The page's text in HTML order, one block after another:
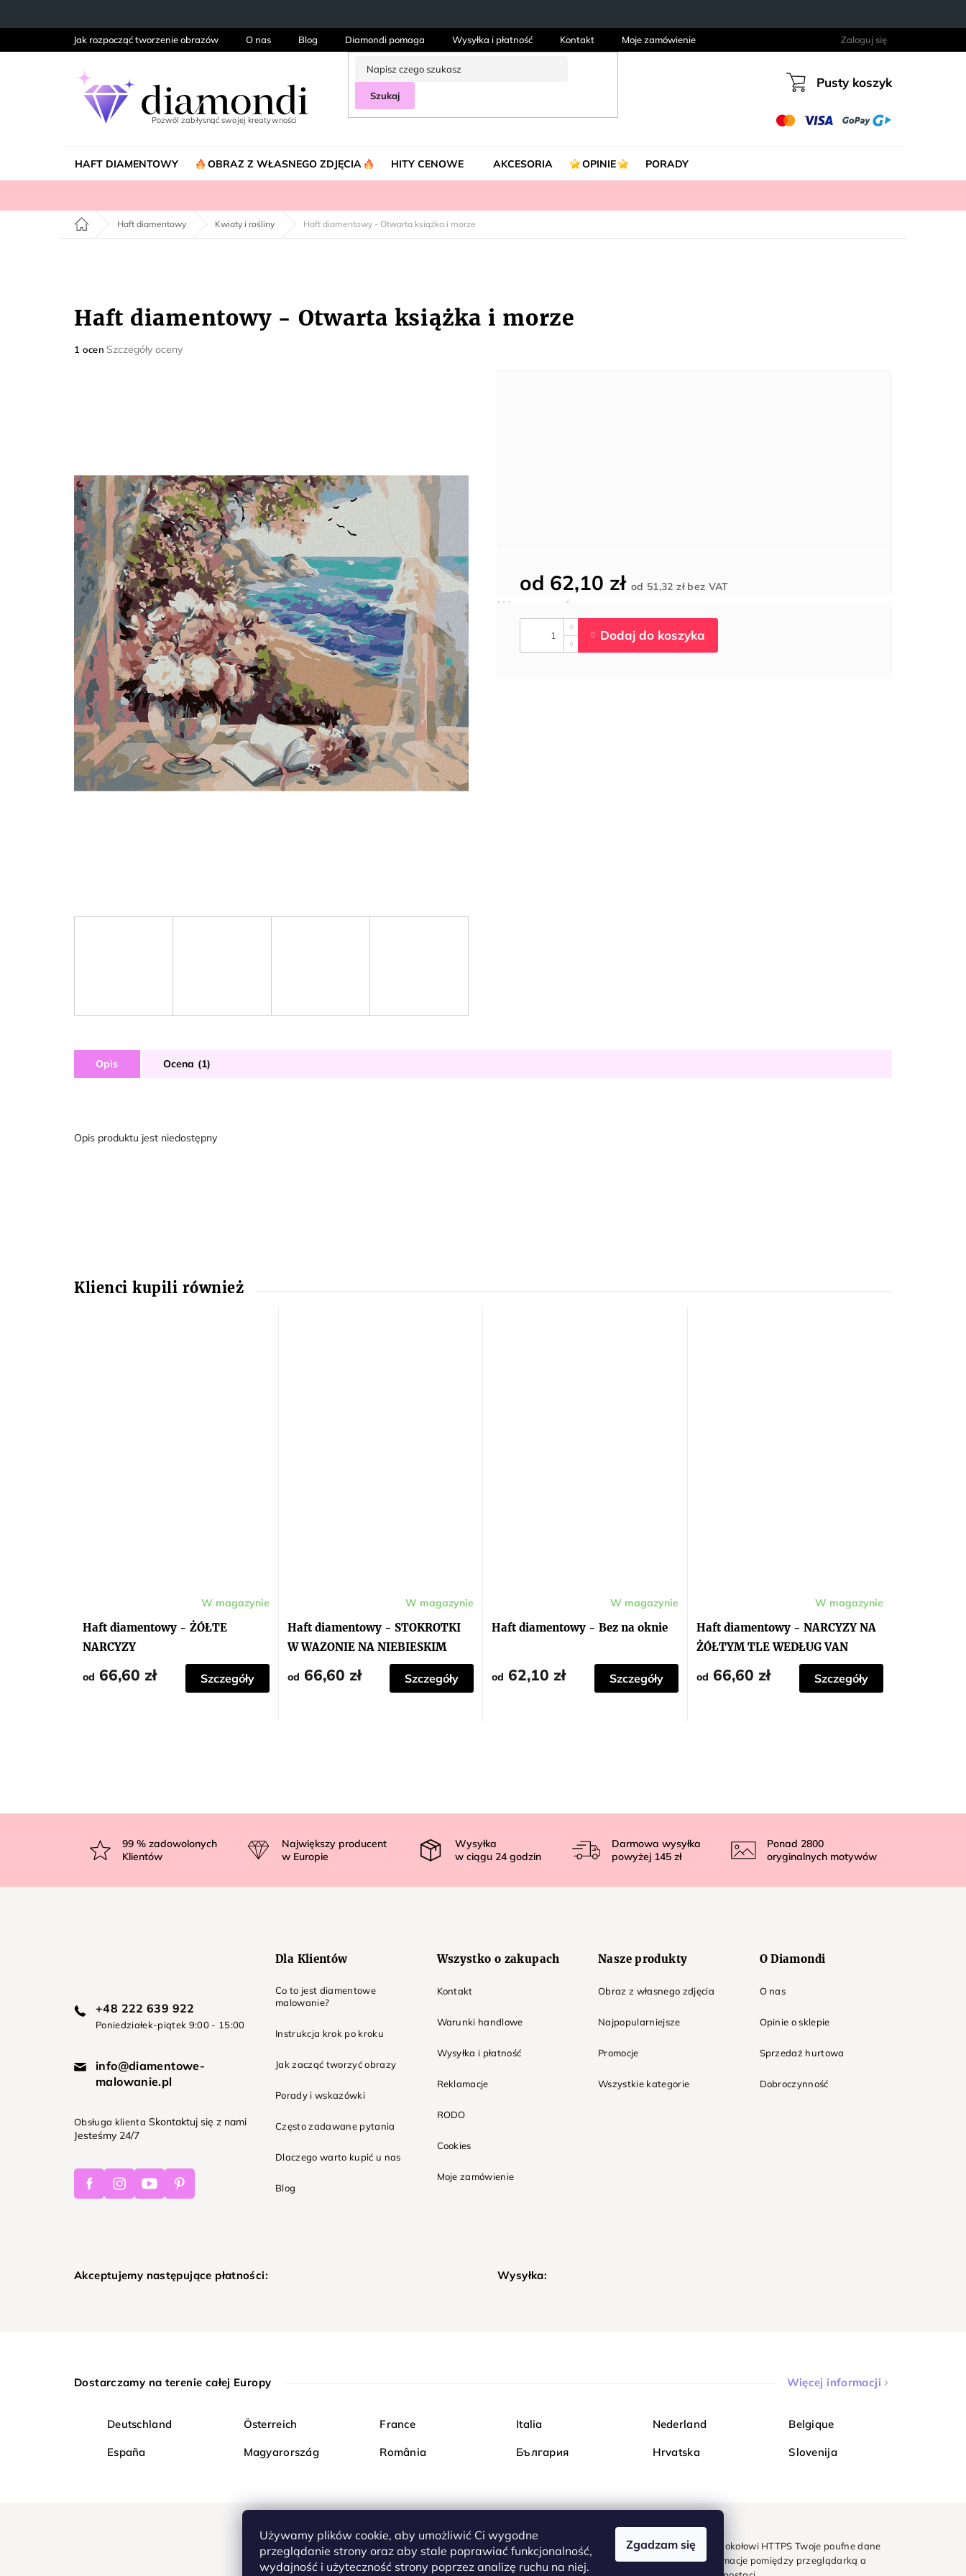
Używamy plików cookie, aby umożliwić Ci wygodne
przeglądanie strony oraz aby stale poprawiać funkcjonalność,
wydajność i użyteczność strony poprzez analizę ruchu na niej.
Zgadzam się
Jak rozpocząć tworzenie obrazów O nas Blog Diamondi pomaga Wysyłka i płatność Kontakt Moje zamówienie Zaloguj się
Szukaj Koszyk
Pusty koszyk
HAFT DIAMENTOWY OBRAZ Z WŁASNEGO ZDJĘCIA HITY CENOWE AKCESORIA OPINIE PORADY
Home Haft diamentowy Kwiaty i rośliny Haft diamentowy - Otwarta książka i morze
Haft diamentowy - Otwarta książka i morze
Średnia
1 ocen Szczegóły oceny
od 62,10 zł od 51,32 złbez VAT
Opis Ocena (1)
Opis produktu jest niedostępny
Haft diamentowy - ŻÓŁTE
NARCYZY
W magazynie
od 66,60 zł Szczegóły
Haft diamentowy - STOKROTKI
W WAZONIE NA NIEBIESKIM
OBRUSIE
W magazynie
od 66,60 zł Szczegóły
Haft diamentowy - Bez na oknie
W magazynie
od 62,10 zł Szczegóły
Haft diamentowy - NARCYZY NA
ŻÓŁTYM TLE WEDŁUG VAN
GOGH
W magazynie
od 66,60 zł Szczegóły
p
99% zadowolonych
Klientów
Największy producent
w Europie
Wysyłka
w ciągu 24 godzin
Darmowa wysyłka
powyżej 145 zł
Ponad 2800
oryginalnych motywów
+48 222 639 922
Poniedziałek-piątek 9:00 - 15:00
info@diamentowe-
malowanie.pl
Obsługa klienta Skontaktuj się z nami
Jesteśmy 24/7
FacebookInstagramYoutubePinterest
Dla Klientów
Co to jest diamentowe
malowanie?
Instrukcja krok po kroku
Jak zacząć tworzyć obrazy
Porady i wskazówki
Często zadawane pytania
Dlaczego warto kupić u nas
Blog
Wszystko o zakupach
Kontakt
Warunki handlowe
Wysyłka i płatność
Reklamacje
RODO
Cookies
Moje zamówienie
Nasze produkty
Obraz z własnego zdjęcia
Najpopularniejsze
Promocje
Wszystkie kategorie
O Diamondi
O nas
Opinie o sklepie
Sprzedaż hurtowa
Dobroczynność
Akceptujemy następujące płatności: Wysyłka:
Dostarczamy na terenie całej Europy Więcej informacji
Deutschland Österreich France Italia Nederland Belgique
España Magyarország România България Hrvatska Slovenija
Kupuj bezpiecznie w Diamondi. Dzięki protokołowi HTTPS Twoje poufne dane
są całkowicie bezpieczne - wszystkie informacje pomiędzy przeglądarką a